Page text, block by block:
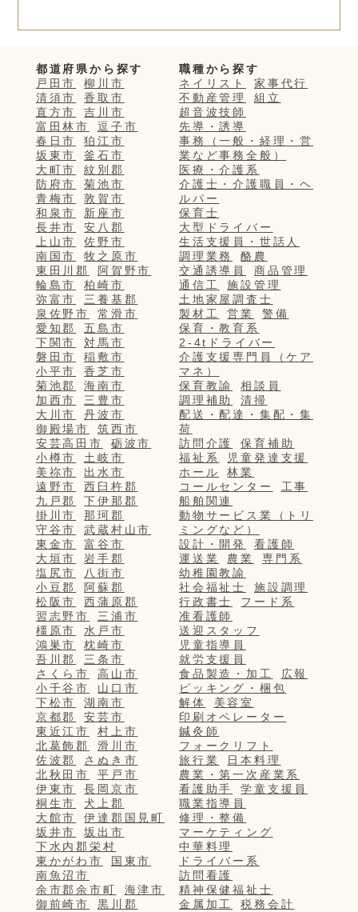
都道府県から探す
戸田市
柳川市
清須市
香取市
直方市
吉川市
富田林市
逗子市
春日市
狛江市
坂東市
釜石市
大町市
紋別郡
防府市
菊池市
青梅市
敦賀市
和泉市
新座市
長井市
安八郡
上山市
佐野市
南国市
牧之原市
東田川郡
阿賀野市
輪島市
柏崎市
弥富市
三養基郡
泉佐野市
常滑市
愛知郡
五島市
下関市
対馬市
磐田市
稲敷市
小平市
香芝市
菊池郡
海南市
加西市
三豊市
大川市
丹波市
御殿場市
筑西市
安芸高田市
砺波市
小樽市
土岐市
美祢市
出水市
遠野市
西臼杵郡
九戸郡
下伊那郡
掛川市
那珂郡
守谷市
武蔵村山市
東金市
富谷市
大垣市
岩手郡
塩尻市
八街市
小豆郡
阿蘇郡
松阪市
西蒲原郡
習志野市
三浦市
橿原市
水戸市
鴻巣市
枕崎市
吾川郡
三条市
さくら市
高山市
小千谷市
山口市
下松市
湖南市
京都郡
安芸市
東近江市
村上市
北葛飾郡
滑川市
佐波郡
さぬき市
北秋田市
平戸市
伊東市
長岡京市
桐生市
犬上郡
大館市
伊達郡国見町
坂井市
坂出市
下水内郡栄村
東かがわ市
国東市
南魚沼市
余市郡余市町
海津市
御前崎市
黒川郡
職種から探す
ネイリスト
家事代行
不動産管理
組立
超音波技師
先導・誘導
事務（一般・経理・営
業など事務全般）
医療・介護系
介護士・介護職員・ヘ
ルパー
保育士
大型ドライバー
生活支援員・世話人
調理業務
酪農
交通誘導員
商品管理
通信工
施設管理
土地家屋調査士
製材工
営業
警備
保育・教育系
2-4tドライバー
介護支援専門員（ケア
マネ）
保育教諭
相談員
調理補助
清掃
配送・配達・集配・集
荷
訪問介護
保育補助
福祉系
児童発達支援
ホール
林業
コールセンター
工事
船舶関連
動物サービス業（トリ
ミングなど）
設計・開発
看護師
運送業
農業
専門系
幼稚園教諭
社会福祉士
施設調理
行政書士
フード系
准看護師
送迎スタッフ
児童指導員
就労支援員
食品製造・加工
広報
ピッキング・梱包
解体
美容室
印刷オペレーター
鍼灸師
フォークリフト
旅行業
日本料理
農業・第一次産業系
看護助手
学童支援員
職業指導員
修理・整備
マーケティング
中華料理
ドライバー系
訪問看護
精神保健福祉士
金属加工
税務会計